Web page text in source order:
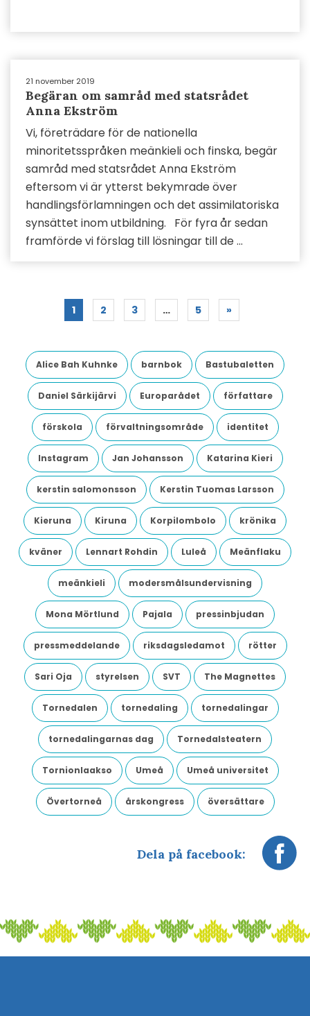
21 november 2019
Begäran om samråd med statsrådet
Anna Ekström
Vi, företrädare för de nationella
minoritetsspråken meänkieli och finska, begär
samråd med statsrådet Anna Ekström
eftersom vi är ytterst bekymrade över
handlingsförlamningen och det assimilatoriska
synsättet inom utbildning. För fyra år sedan
framförde vi förslag till lösningar till de ...
1 2 3 … 5 »
Alice Bah Kuhnke barnbok Bastubaletten
Daniel Särkijärvi Europarådet författare
förskola förvaltningsområde identitet
Instagram Jan Johansson Katarina Kieri
kerstin salomonsson Kerstin Tuomas Larsson
Kieruna Kiruna Korpilombolo krönika
kväner Lennart Rohdin Luleå Meänflaku
meänkieli modersmålsundervisning
Mona Mörtlund Pajala pressinbjudan
pressmeddelande riksdagsledamot rötter
Sari Oja styrelsen SVT The Magnettes
Tornedalen tornedaling tornedalingar
tornedalingarnas dag Tornedalsteatern
Tornionlaakso Umeå Umeå universitet
Övertorneå årskongress översättare
Dela på facebook: